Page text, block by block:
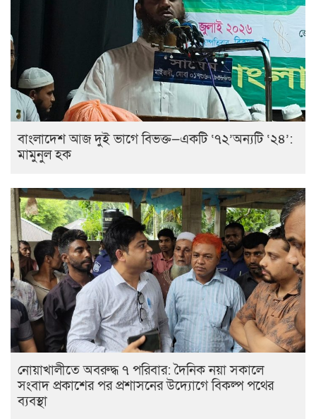
বাংলাদেশ আজ দুই ভাগে বিভক্ত—একটি ‘৭২’অন্যটি ‘২৪’:
মামুনুল হক
নোয়াখালীতে অবরুদ্ধ ৭ পরিবার: দৈনিক নয়া সকালে
সংবাদ প্রকাশের পর প্রশাসনের উদ্যোগে বিকল্প পথের
ব্যবস্থা